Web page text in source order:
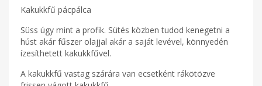
Kakukkfű pácpálca
Süss úgy mint a profik. Sütés közben tudod kenegetni a
húst akár fűszer olajjal akár a saját levével, könnyedén
ízesíthetett kakukkfűvel.
A kakukkfű vastag szárára van ecsetként rákötözve